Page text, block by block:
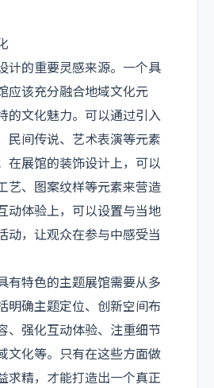
计的重要灵感来源。一个具
应该充分融合地域文化元
的文化魅力。可以通过引入
民间传说、艺术表演等元素
在展馆的装饰设计上，可以
艺、图案纹样等元素来营造
动体验上，可以设置与当地
动，让观众在参与中感受当
有特色的主题展馆需要从多
明确主题定位、创新空间布
、强化互动体验、注重细节
文化等。只有在这些方面做
求精，才能打造出一个真正